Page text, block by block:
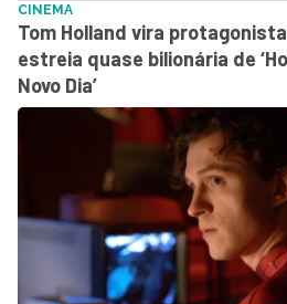
CINEMA
Tom Holland vira
estreia quase bilionária de
Novo Dia’